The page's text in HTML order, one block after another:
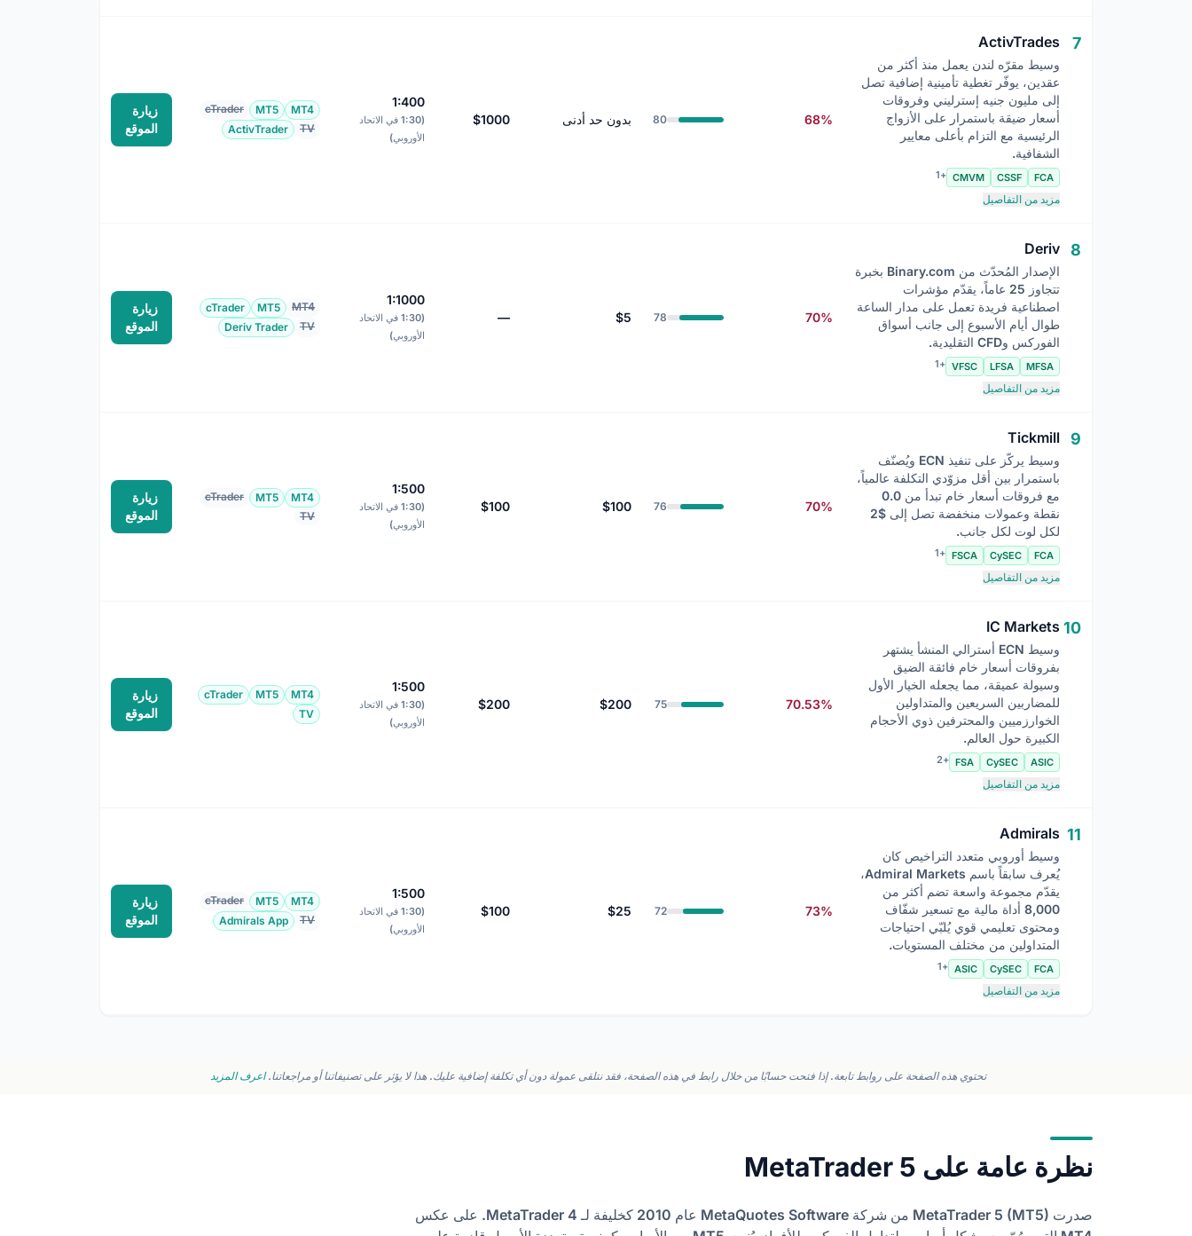
7
ActivTrades
وسيط مقرّه لندن يعمل منذ أكثر من
عقدين، يوفّر تغطية تأمينية إضافية تصل
إلى مليون جنيه إسترليني وفروقات
أسعار ضيقة باستمرار على الأزواج
الرئيسية مع التزام بأعلى معايير
الشفافية.
FCA
CSSF
CMVM
+1
مزيد من التفاصيل
68%
80 بدون حد أدنى $1000
1:400
(1:30 في الاتحاد
الأوروبي)
MT4
MT5
cTrader
TV
ActivTrader
زيارة
الموقع
8
Deriv
الإصدار المُحدّث من Binary.com بخبرة
تتجاوز 25 عاماً، يقدّم مؤشرات
اصطناعية فريدة تعمل على مدار الساعة
طوال أيام الأسبوع إلى جانب أسواق
الفوركس وCFD التقليدية.
MFSA
LFSA
VFSC
+1
مزيد من التفاصيل
70%
78
$5
—
1:1000
(1:30 في الاتحاد
الأوروبي)
MT4
MT5
cTrader
TV
Deriv Trader
زيارة
الموقع
9
Tickmill
وسيط يركّز على تنفيذ ECN ويُصنّف
باستمرار بين أقل مزوّدي التكلفة عالمياً،
مع فروقات أسعار خام تبدأ من 0.0
نقطة وعمولات منخفضة تصل إلى $2
لكل لوت لكل جانب.
FCA
CySEC
FSCA
+1
مزيد من التفاصيل
70%
76
$100
$100
1:500
(1:30 في الاتحاد
الأوروبي)
MT4
MT5
cTrader
TV
زيارة
الموقع
10
IC Markets
وسيط ECN أسترالي المنشأ يشتهر
بفروقات أسعار خام فائقة الضيق
وسيولة عميقة، مما يجعله الخيار الأول
للمضاربين السريعين والمتداولين
الخوارزميين والمحترفين ذوي الأحجام
الكبيرة حول العالم.
ASIC
CySEC
FSA
+2
مزيد من التفاصيل
70.53%
75
$200
$200
1:500
(1:30 في الاتحاد
الأوروبي)
MT4
MT5
cTrader
TV
زيارة
الموقع
11
Admirals
وسيط أوروبي متعدد التراخيص كان
يُعرف سابقاً باسم Admiral Markets،
يقدّم مجموعة واسعة تضم أكثر من
8,000 أداة مالية مع تسعير شفّاف
ومحتوى تعليمي قوي يُلبّي احتياجات
المتداولين من مختلف المستويات.
FCA
CySEC
ASIC
+1
مزيد من التفاصيل
73%
72
$25
$100
1:500
(1:30 في الاتحاد
الأوروبي)
MT4
MT5
cTrader
TV
Admirals App
زيارة
الموقع
تحتوي هذه الصفحة على روابط تابعة. إذا فتحت حسابًا من خلال رابط في هذه الصفحة، فقد نتلقى عمولة دون أي تكلفة إضافية عليك. هذا لا يؤثر على تصنيفاتنا أو مراجعاتنا.اعرف المزيد
نظرة عامة على MetaTrader 5
صدرت MetaTrader 5 (MT5) من شركة MetaQuotes Software عام 2010 كخليفة لـ MetaTrader 4. على عكس